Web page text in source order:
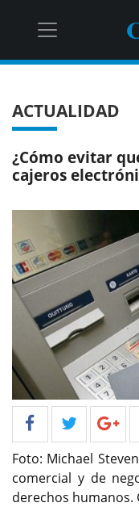
ACTUALIDAD
¿Cómo evitar
cajeros
Foto: Michael
comercial y de
derechos